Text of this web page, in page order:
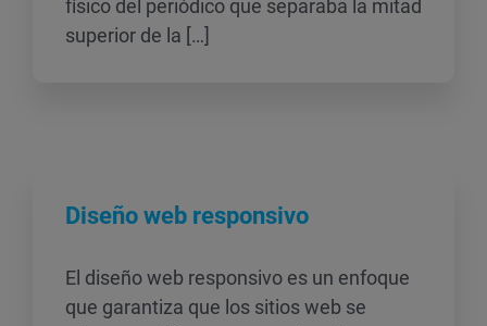
físico del periódico que separaba la mitad
superior de la […]
Diseño web responsivo
El diseño web responsivo es un enfoque
que garantiza que los sitios web se